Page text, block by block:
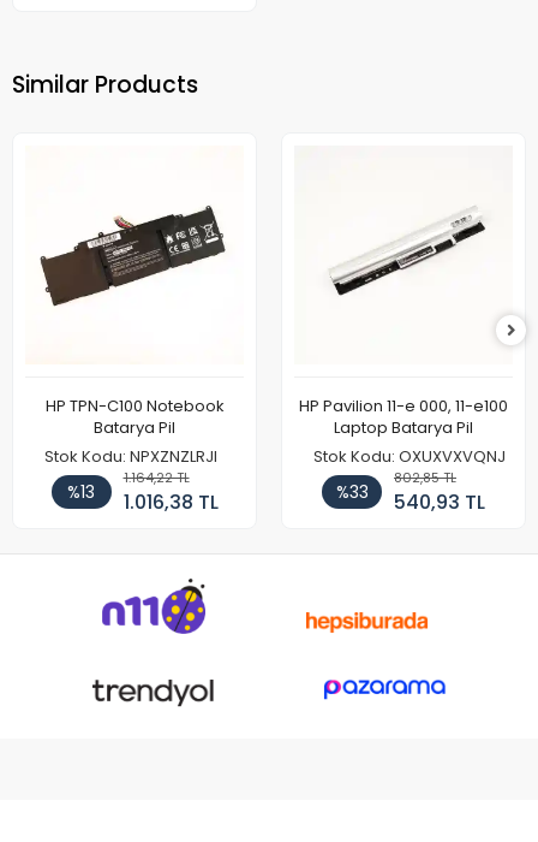
Similar Products
HP TPN-C100 Notebook
Batarya Pil
Stok Kodu: NPXZNZLRJI
%13
1.164,22 TL
1.016,38 TL
HP Pavilion 11-e 000, 11-e100
Laptop Batarya Pil
Stok Kodu: OXUXVXVQNJ
%33
802,85 TL
540,93 TL